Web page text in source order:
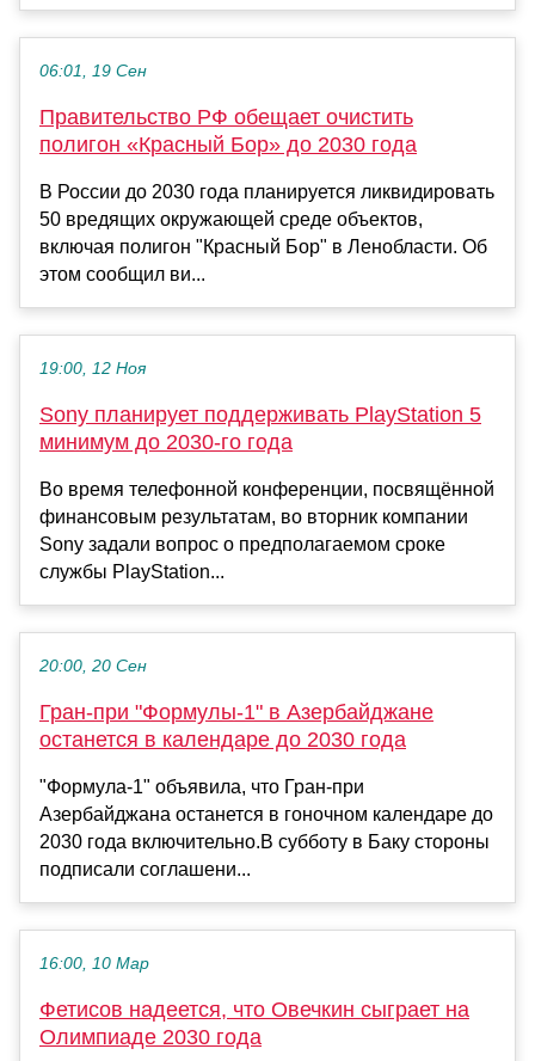
06:01, 19 Сен
Правительство РФ обещает очистить
полигон «Красный Бор» до 2030 года
В России до 2030 года планируется ликвидировать
50 вредящих окружающей среде объектов,
включая полигон "Красный Бор" в Ленобласти. Об
этом сообщил ви...
19:00, 12 Ноя
Sony планирует поддерживать PlayStation 5
минимум до 2030-го года
Во время телефонной конференции, посвящённой
финансовым результатам, во вторник компании
Sony задали вопрос о предполагаемом сроке
службы PlayStation...
20:00, 20 Сен
Гран-при "Формулы-1" в Азербайджане
останется в календаре до 2030 года
"Формула-1" объявила, что Гран-при
Азербайджана останется в гоночном календаре до
2030 года включительно.В субботу в Баку стороны
подписали соглашени...
16:00, 10 Мар
Фетисов надеется, что Овечкин сыграет на
Олимпиаде 2030 года